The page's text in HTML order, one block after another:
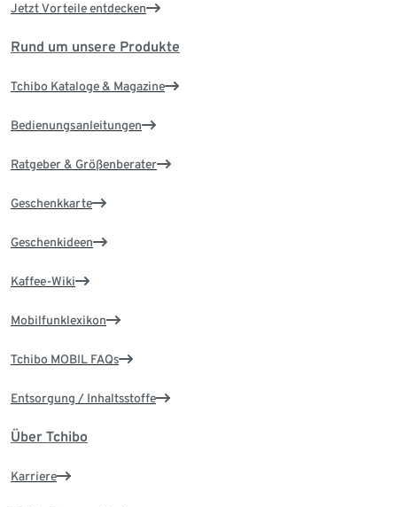
Jetzt Vorteile entdecken
Rund um unsere Produkte
Tchibo Kataloge & Magazine
Bedienungsanleitungen
Ratgeber & Größenberater
Geschenkkarte
Geschenkideen
Kaffee-Wiki
Mobilfunklexikon
Tchibo MOBIL FAQs
Entsorgung / Inhaltsstoffe
Über Tchibo
Karriere